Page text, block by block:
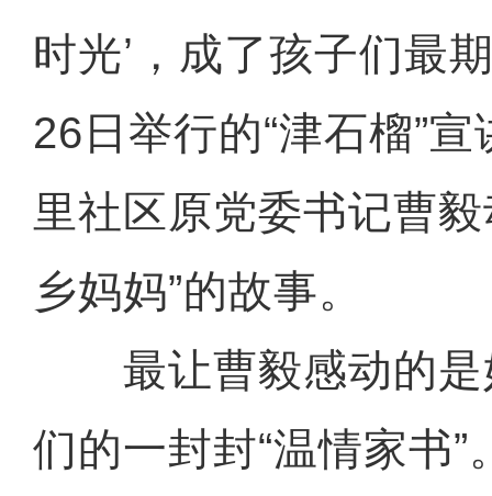
时光’，成了孩子们最
26日举行的“津石榴”
里社区原党委书记曹
乡妈妈”的故事。
最让曹毅感动的是
们的一封封“温情家书”